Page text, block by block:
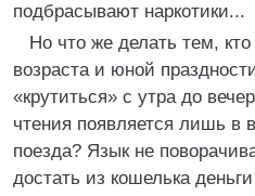
подбрасывают наркотики...
Но что же делать тем, кто
возраста и юной
«крутиться» с утра до
чтения появляется лишь в
поезда? Язык не
достать из кошелька